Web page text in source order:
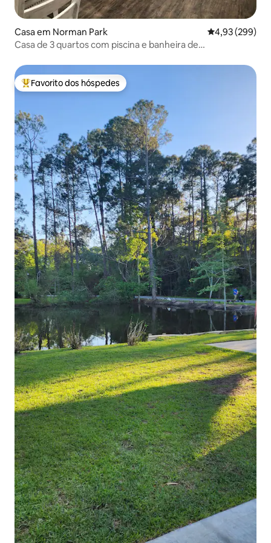
Casa em Norman Park Classificação
4,93 (299)
Casa de 3 quartos com piscina e banheira de
Favoritos dos hóspedes mais apreciados
Favorito dos hóspedes